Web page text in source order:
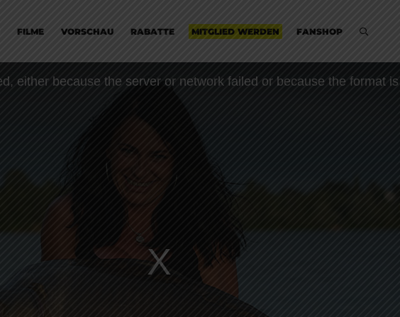
FILME VORSCHAU RABATTE MITGLIED WERDEN FANSHOP
either because the server or network failed or because the format